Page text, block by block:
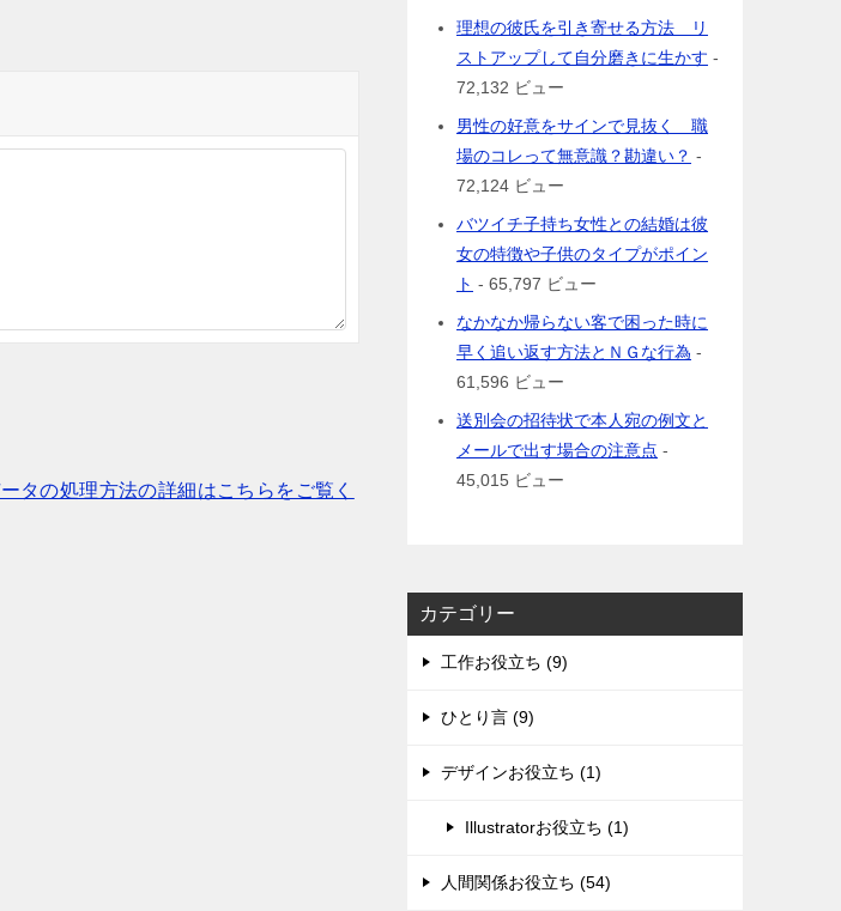
タの処理方法の詳細はこちらをご覧く
理想の彼氏を引き寄せる方法 リ
ストアップして自分磨きに生かす -
72,132 ビュー
男性の好意をサインで見抜く 職
場のコレって無意識？勘違い？ -
72,124 ビュー
バツイチ子持ち女性との結婚は彼
女の特徴や子供のタイプがポイン
ト - 65,797 ビュー
なかなか帰らない客で困った時に
早く追い返す方法とＮＧな行為 -
61,596 ビュー
送別会の招待状で本人宛の例文と
メールで出す場合の注意点 -
45,015 ビュー
カテゴリー
工作お役立ち (9)
ひとり言 (9)
デザインお役立ち (1)
Illustratorお役立ち (1)
人間関係お役立ち (54)